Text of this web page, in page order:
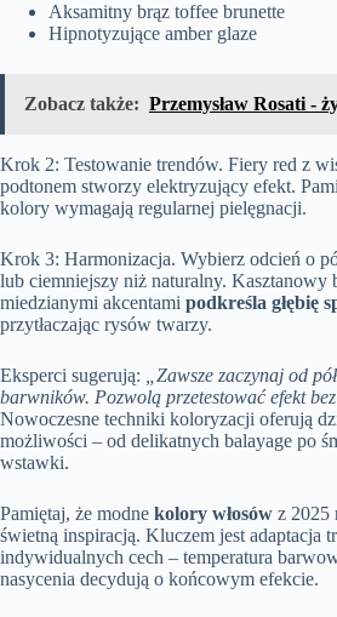
Aksamitny brąz toffee brunette
Hipnotyzujące amber glaze
Zobacz także: Przemysław Rosati -
Krok 2: Testowanie trendów. Fiery red z
podtonem stworzy elektryzujący efekt.
kolory wymagają regularnej pielęgnacji.
Krok 3: Harmonizacja. Wybierz odcień o
lub ciemniejszy niż naturalny. Kasztanowy
miedzianymi akcentami podkreśla głębię
przytłaczając rysów twarzy.
Eksperci sugerują:
„Zawsze zaczynaj od
barwników. Pozwolą przetestować efekt
Nowoczesne techniki koloryzacji oferują
możliwości – od delikatnych balayage po
wstawki.
Pamiętaj, że modne kolory włosów z 2025
świetną inspiracją. Kluczem jest adaptacja
indywidualnych cech – temperatura
nasycenia decydują o końcowym efekcie.